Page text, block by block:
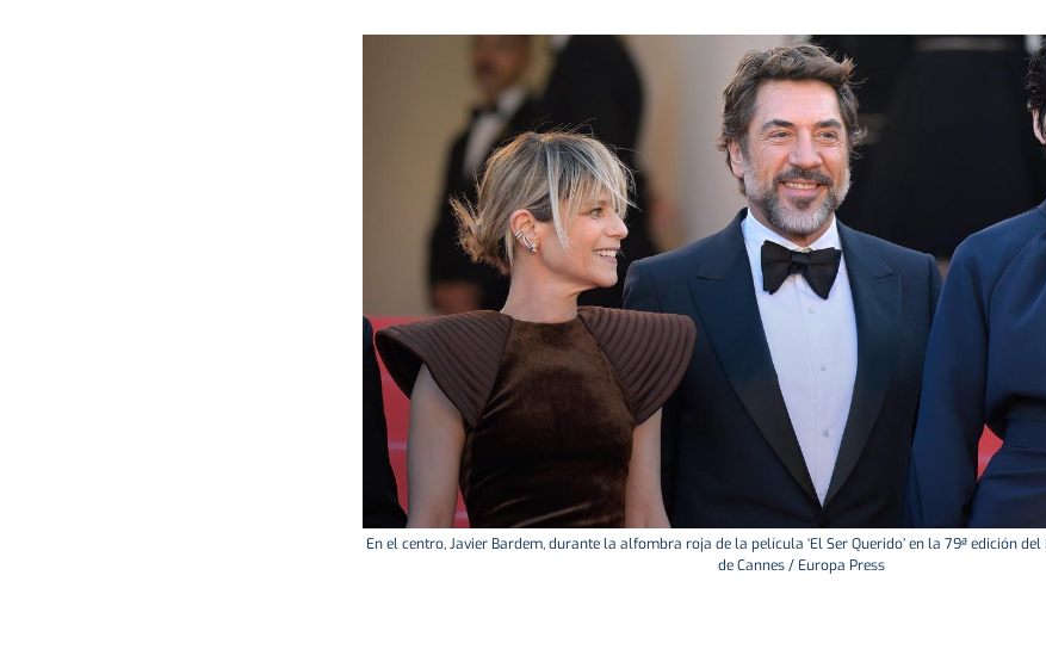
En el centro, Javier Bardem, durante la alfombra roja de la película ‘El Ser Querido’ en la 79ª edición
de Cannes / Europa Press